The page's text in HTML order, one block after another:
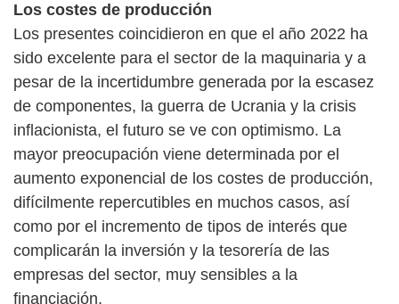
Los costes de producción
Los presentes coincidieron en que el año 2022 ha
sido excelente para el sector de la maquinaria y a
pesar de la incertidumbre generada por la escasez
de componentes, la guerra de Ucrania y la crisis
inflacionista, el futuro se ve con optimismo. La
mayor preocupación viene determinada por el
aumento exponencial de los costes de producción,
difícilmente repercutibles en muchos casos, así
como por el incremento de tipos de interés que
complicarán la inversión y la tesorería de las
empresas del sector, muy sensibles a la
financiación.